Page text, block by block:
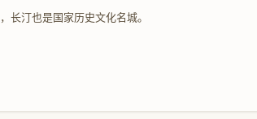
长汀也是国家历史文化名城。